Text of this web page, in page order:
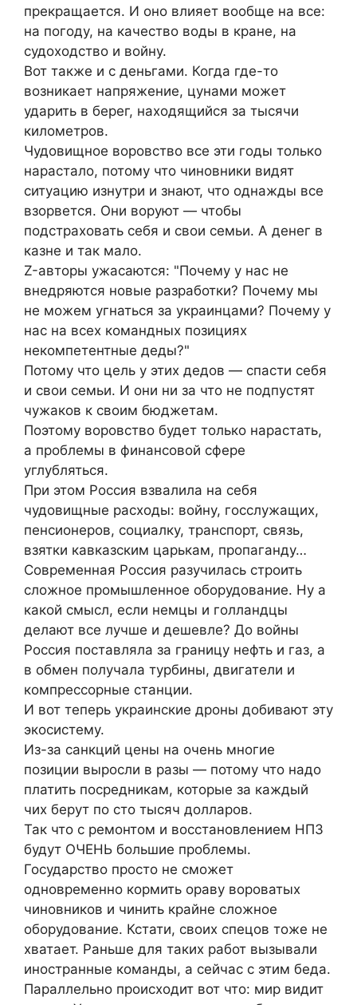
прекращается. И оно влияет вообще на все:
на погоду, на качество воды в кране, на
судоходство и войну.
Вот также и с деньгами. Когда где-то
возникает напряжение, цунами может
ударить в берег, находящийся за тысячи
километров.
Чудовищное воровство все эти годы только
нарастало, потому что чиновники видят
ситуацию изнутри и знают, что однажды все
взорвется. Они воруют — чтобы
подстраховать себя и свои семьи. А денег в
казне и так мало.
Z-авторы ужасаются: "Почему у нас не
внедряются новые разработки? Почему мы
не можем угнаться за украинцами? Почему у
нас на всех командных позициях
некомпетентные деды?"
Потому что цель у этих дедов — спасти себя
и свои семьи. И они ни за что не подпустят
чужаков к своим бюджетам.
Поэтому воровство будет только нарастать,
а проблемы в финансовой сфере
углубляться.
При этом Россия взвалила на себя
чудовищные расходы: войну, госслужащих,
пенсионеров, социалку, транспорт, связь,
взятки кавказским царькам, пропаганду…
Современная Россия разучилась строить
сложное промышленное оборудование. Ну а
какой смысл, если немцы и голландцы
делают все лучше и дешевле? До войны
Россия поставляла за границу нефть и газ, а
в обмен получала турбины, двигатели и
компрессорные станции.
И вот теперь украинские дроны добивают эту
экосистему.
Из-за санкций цены на очень многие
позиции выросли в разы — потому что надо
платить посредникам, которые за каждый
чих берут по сто тысяч долларов.
Так что с ремонтом и восстановлением НПЗ
будут ОЧЕНЬ большие проблемы.
Государство просто не сможет
одновременно кормить ораву вороватых
чиновников и чинить крайне сложное
оборудование. Кстати, своих спецов тоже не
хватает. Раньше для таких работ вызывали
иностранные команды, а сейчас с этим беда.
Параллельно происходит вот что: мир видит